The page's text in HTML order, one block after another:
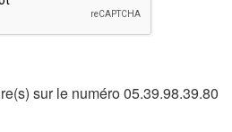
sur le numéro 05.39.98.39.80